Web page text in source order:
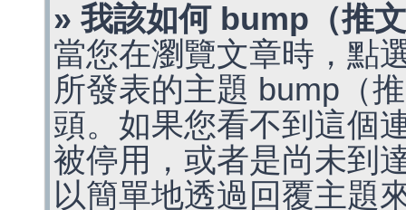
» 我該如何 bump（推
當您在瀏覽文章時，點
所發表的主題 bump（
頭。如果您看不到這個
被停用，或者是尚未到
以簡單地透過回覆主題